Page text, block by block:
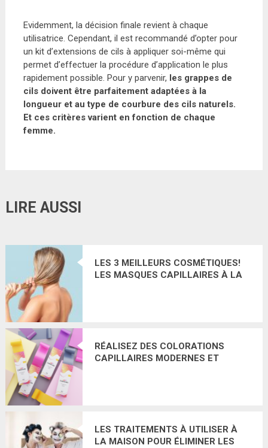
Evidemment, la décision finale revient à chaque
utilisatrice. Cependant, il est recommandé d’opter pour
un kit d’extensions de cils à appliquer soi-même qui
permet d’effectuer la procédure d’application le plus
rapidement possible. Pour y parvenir, les grappes de
cils doivent être parfaitement adaptées à la
longueur et au type de courbure des cils naturels.
Et ces critères varient en fonction de chaque
femme.
LIRE AUSSI
LES 3 MEILLEURS COSMÉTIQUES!
LES MASQUES CAPILLAIRES À LA
RÉALISEZ DES COLORATIONS
CAPILLAIRES MODERNES ET
LES TRAITEMENTS À UTILISER À
LA MAISON POUR ÉLIMINER LES